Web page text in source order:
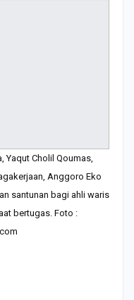
Yaqut Cholil Qoumas,
Anggoro Eko
santunan bagi ahli waris
bertugas. Foto :